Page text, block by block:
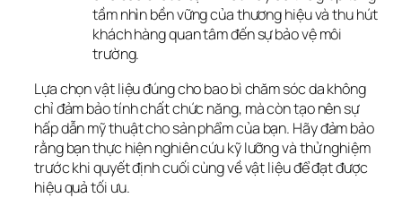
tầm nhìn bền vững của thương hiệu và thu hút
khách hàng quan tâm đến sự bảo vệ môi
trường.
Lựa chọn vật liệu đúng cho bao bì chăm sóc da không
chỉ đảm bảo tính chất chức năng, mà còn tạo nên sự
hấp dẫn mỹ thuật cho sản phẩm của bạn. Hãy đảm bảo
rằng bạn thực hiện nghiên cứu kỹ lưỡng và thử nghiệm
trước khi quyết định cuối cùng về vật liệu để đạt được
hiệu quả tối ưu.